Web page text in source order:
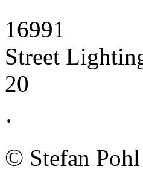
16991
Street
20
·
© Stefan Pohl